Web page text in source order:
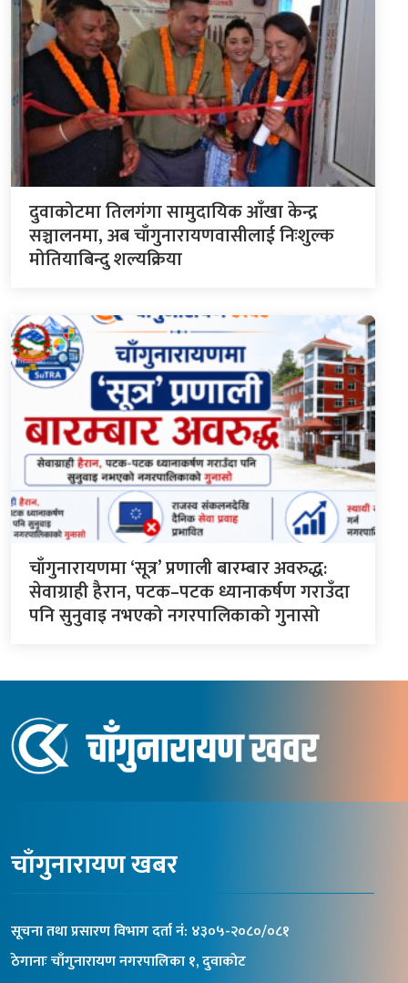
दुवाकोटमा तिलगंगा सामुदायिक आँखा केन्द्र
सञ्चालनमा, अब चाँगुनारायणवासीलाई निःशुल्क
मोतियाबिन्दु शल्यक्रिया
चाँगुनारायणमा ‘सूत्र’ प्रणाली बारम्बार अवरुद्ध:
सेवाग्राही हैरान, पटक–पटक ध्यानाकर्षण गराउँदा
पनि सुनुवाइ नभएको नगरपालिकाको गुनासो
चाँगुनारायण खबर
सूचना तथा प्रसारण विभाग दर्ता नंं: ४३०५-२०८०/०८१
ठेगानाः चाँगुनारायण नगरपालिका १, दुवाकोट